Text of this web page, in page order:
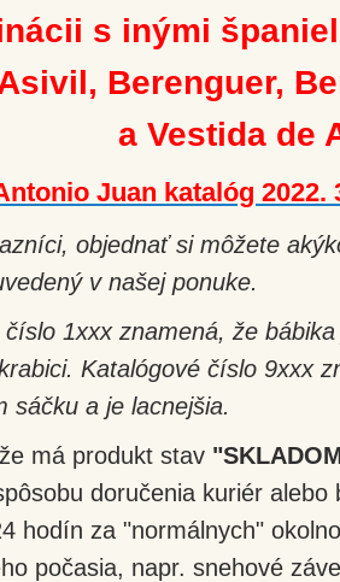
s inými
Berenguer,
a Vestida de
Juan katalóg 2022.
objednať si môžete
v našej ponuke.
číslo 1xxx znamená, že
Katalógové číslo 9xxx
sáčku a je lacnejšia.
má produkt stav
doručenia kuriér
hodín za "normálnych"
počasia, napr. snehové